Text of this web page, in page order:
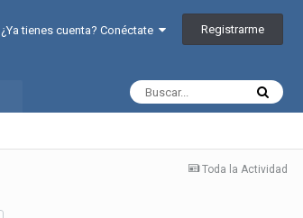
¿Ya tienes cuenta? Conéctate Registrarme
Toda la Actividad